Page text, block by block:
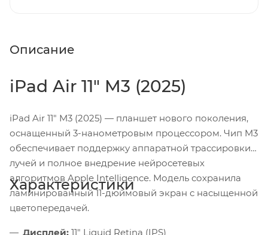
Описание
iPad Air 11" M3 (2025)
iPad Air 11" M3 (2025) — планшет нового поколения,
оснащенный 3-нанометровым процессором. Чип M3
обеспечивает поддержку аппаратной трассировки
лучей и полное внедрение нейросетевых
алгоритмов Apple Intelligence. Модель сохранила
ламинированный 11-дюймовый экран с насыщенной
цветопередачей.
Характеристики
Дисплей: 11" Liquid Retina (IPS)